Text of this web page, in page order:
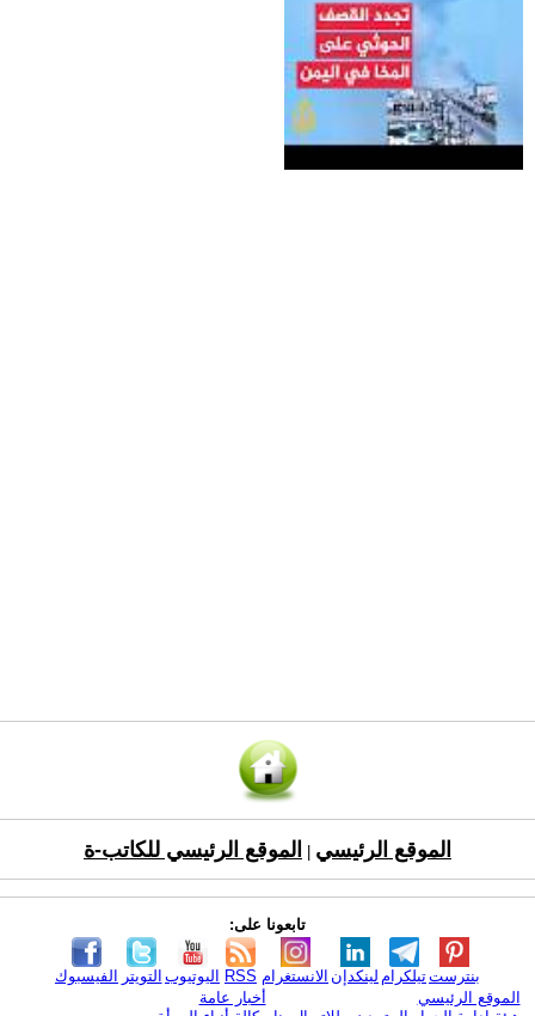
الموقع الرئيسي الموقع الرئيسي للكاتب-ة
تابعونا على:
الفيسبوك التويتر اليوتيوب RSS الانستغرام لينكدإن تيلكرامبنترست
الموقع الرئيسي
أخبار عامة